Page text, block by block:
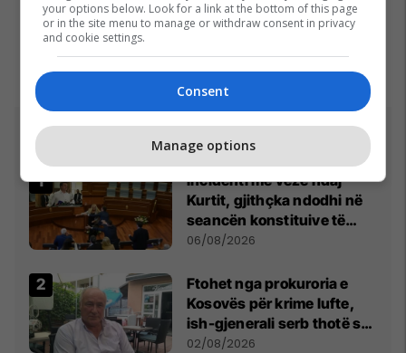
Incidenti me vezë ndaj
Kurtit, gjithçka ndodhi në
seancën konstituive të
Kuvendit
06/08/2026
Ftohet nga prokuroria e
Kosovës për krime lufte,
ish-gjenerali serb thotë se
dikush e tradhtoi në
02/08/2026
your options below. Look for a link at the bottom of this page
or in the site menu to manage or withdraw consent in privacy
and cookie settings.
Consent
Manage options